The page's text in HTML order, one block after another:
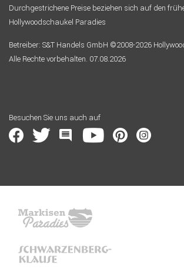
Durchgestrichene Preise beziehen sich auf den
Hollywoodschaukel Paradies
Betreiber: S&T Handels GmbH ©2008-2026
Alle Rechte vorbehalten. 07.08.2026
Besuchen Sie uns auch auf